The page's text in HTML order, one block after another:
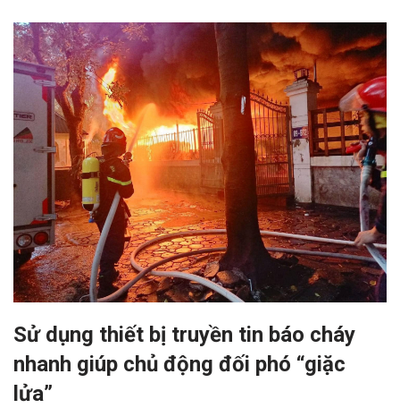
Sử dụng thiết bị truyền tin báo cháy
nhanh giúp chủ động đối phó “giặc
lửa”